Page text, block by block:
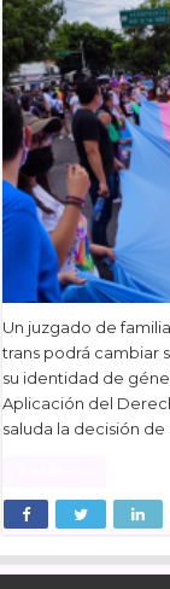
Un juzgado de
trans podrá cambiar
su identidad de
Aplicación del
saluda la decisión de